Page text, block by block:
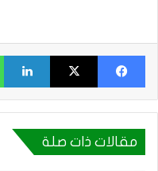
فيسبوك X
مقالات ذات صلة